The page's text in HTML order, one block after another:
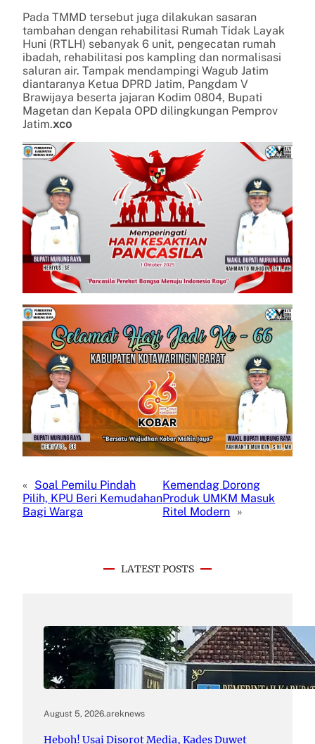
Pada TMMD tersebut juga dilakukan sasaran
tambahan dengan rehabilitasi Rumah Tidak Layak
Huni (RTLH) sebanyak 6 unit, pengecatan rumah
ibadah, rehabilitasi pos kampling dan normalisasi
saluran air. Tampak mendampingi Wagub Jatim
diantaranya Ketua DPRD Jatim, Pangdam V
Brawijaya beserta jajaran Kodim 0804, Bupati
Magetan dan Kepala OPD dilingkungan Pemprov
Jatim.xco
« Soal Pemilu Pindah
Pilih, KPU Beri Kemudahan
Bagi Warga
Kemendag Dorong
Produk UMKM Masuk
Ritel Modern »
LATEST POSTS
August 5, 2026.areknews
Heboh! Usai Disorot Media, Kades Duwet